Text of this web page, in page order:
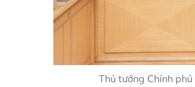
Thủ tướng Chính